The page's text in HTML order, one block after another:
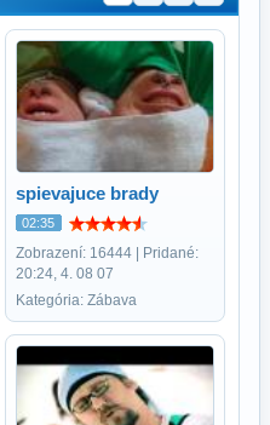
spievajuce brady
02:35
Zobrazení: 16444 | Pridané:
20:24, 4. 08 07
Kategória: Zábava